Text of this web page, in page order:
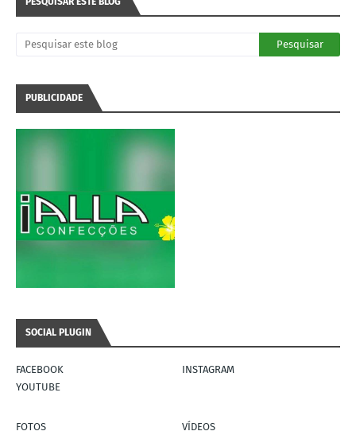
PUBLICIDADE
SOCIAL PLUGIN
FACEBOOK
INSTAGRAM
YOUTUBE
FOTOS
VÍDEOS